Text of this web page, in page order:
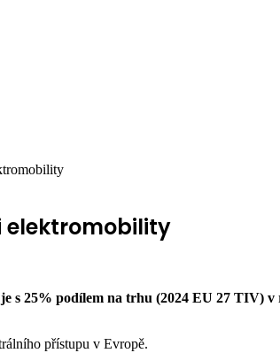
elektromobility
je s 25% podílem na trhu (2024 EU 27 TIV)
přístupu v Evropě.